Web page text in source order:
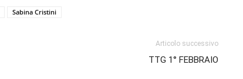
Sabina Cristini
Articolo successivo
TTG 1° FEBBRAIO